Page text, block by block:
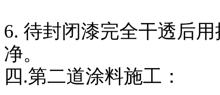
6. 待封闭漆完全干透后
净。
四.第二道涂料施工：